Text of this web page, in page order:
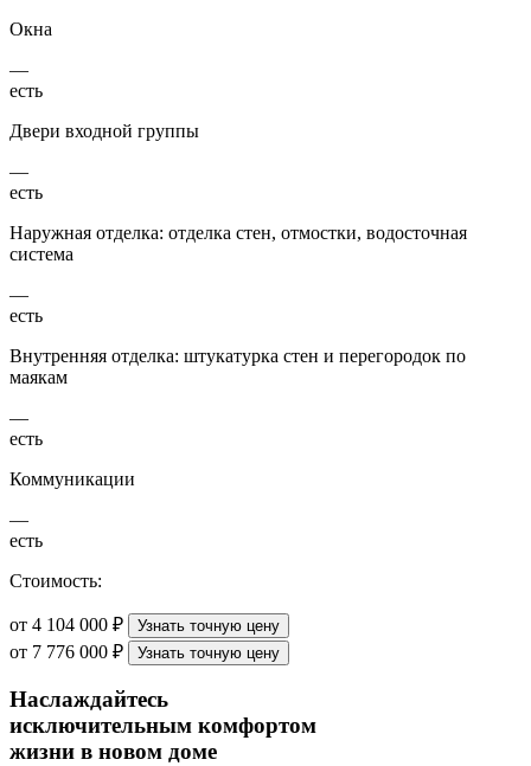
Окна
—
есть
Двери входной группы
—
есть
Наружная отделка: отделка стен, отмостки, водосточная
система
—
есть
Внутренняя отделка: штукатурка стен и перегородок по
маякам
—
есть
Коммуникации
—
есть
Стоимость:
от 4 104 000 ₽ Узнать точную цену
от 7 776 000 ₽ Узнать точную цену
Наслаждайтесь
исключительным комфортом
жизни в новом доме